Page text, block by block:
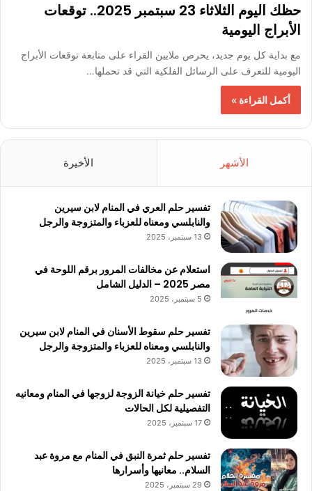
حظك اليوم الثلاثاء 23 سبتمبر 2025.. توقعات
الأبراج اليومية
مع بداية كل يوم جديد، يحرص ملايين القراء على متابعة توقعات الأبراج
اليومية للتعرف على الرسائل الفلكية التي قد تحملها…
أكمل القراءة »
الأشهر الأخيرة
تفسير حلم العري في المنام لابن سيرين
والنابلسي ومعناه للعزباء والمتزوجة والرجل
13 سبتمبر، 2025
استعلام عن مخالفات المرور برقم اللوحة في
مصر 2025 – الدليل الشامل
5 سبتمبر، 2025
تفسير حلم سقوط الأسنان في المنام لابن سيرين
والنابلسي ومعناه للعزباء والمتزوجة والرجل
13 سبتمبر، 2025
تفسير حلم خيانة الزوجة لزوجها في المنام ومعانيه
التفصيلية لكل الحالات
17 سبتمبر، 2025
تفسير حلم ثمرة النبق في المنام مع مروة عبد
السلام.. معانيها وأسرارها
29 سبتمبر، 2025